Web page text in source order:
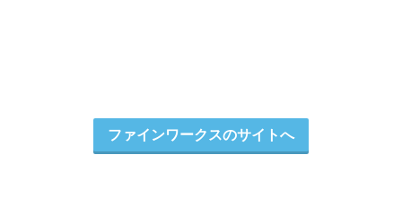
ファインワークスのサイトへ